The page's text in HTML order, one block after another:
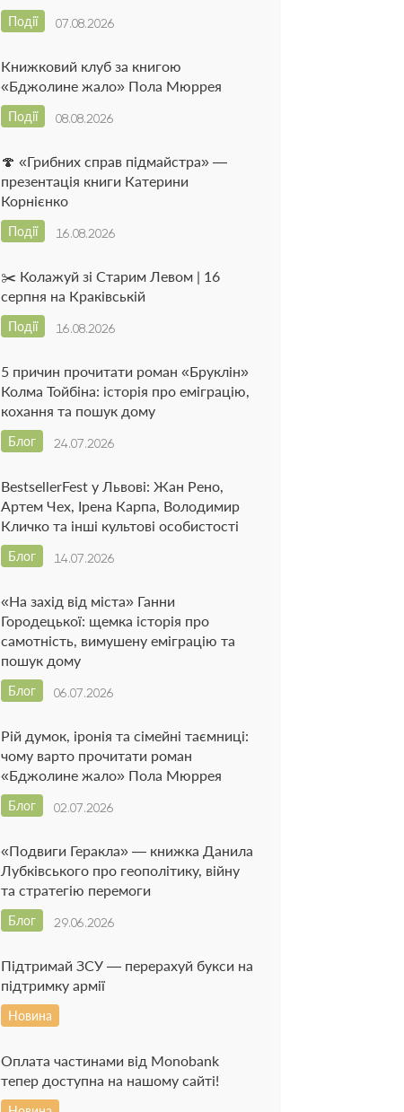
07.08.2026
Події
Книжковий клуб за книгою
«Бджолине жало» Пола Мюррея
08.08.2026
Події
🍄 «Грибних справ підмайстра» —
презентація книги Катерини
Корнієнко
16.08.2026
Події
✂️ Колажуй зі Старим Левом | 16
серпня на Краківській
16.08.2026
Події
5 причин прочитати роман «Бруклін»
Колма Тойбіна: історія про еміграцію,
кохання та пошук дому
24.07.2026
Блог
BestsellerFest у Львові: Жан Рено,
Артем Чех, Ірена Карпа, Володимир
Кличко та інші культові особистості
14.07.2026
Блог
«На захід від міста» Ганни
Городецької: щемка історія про
самотність, вимушену еміграцію та
пошук дому
06.07.2026
Блог
Рій думок, іронія та сімейні таємниці:
чому варто прочитати роман
«Бджолине жало» Пола Мюррея
02.07.2026
Блог
«Подвиги Геракла» — книжка Данила
Лубківського про геополітику, війну
та стратегію перемоги
29.06.2026
Блог
Підтримай ЗСУ — перерахуй букси на
підтримку армії
Новина
Оплата частинами від Monobank
тепер доступна на нашому сайті!